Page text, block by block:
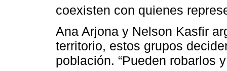
coexisten con quienes
Ana Arjona y Nelson Kasfir
territorio, estos grupos
población. “Pueden robarlos